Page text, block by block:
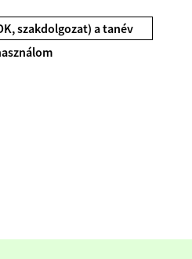
szakdolgozat) a tanév